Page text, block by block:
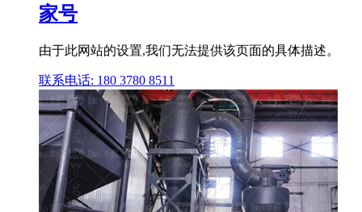
家号
由于此网站的设置,我们无法提供该页面的具体描述。
联系电话: 180 3780 8511